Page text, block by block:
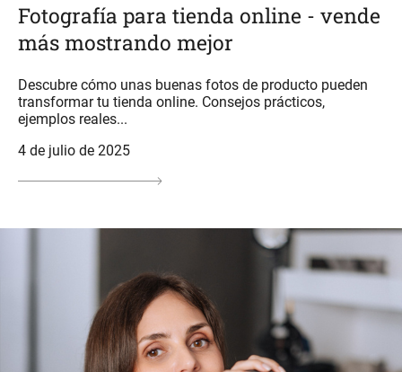
Fotografía para tienda online - vende
más mostrando mejor
Descubre cómo unas buenas fotos de producto pueden
transformar tu tienda online. Consejos prácticos,
ejemplos reales...
4 de julio de 2025